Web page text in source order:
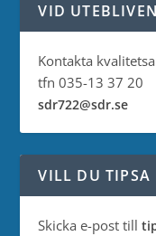
VID
Kontakta
tfn 035-13 37 20
sdr722@sdr.se
VILL DU
Skicka e-post till